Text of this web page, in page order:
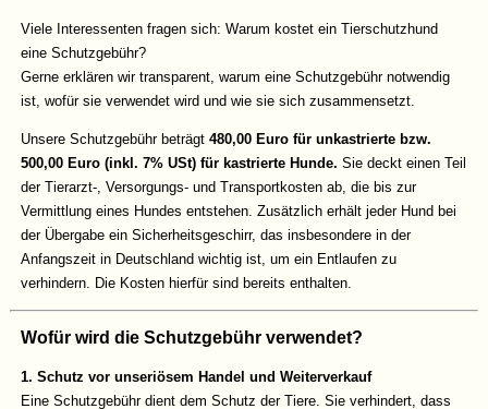
Viele Interessenten fragen sich: Warum kostet ein Tierschutzhund
eine Schutzgebühr?
Gerne erklären wir transparent, warum eine Schutzgebühr notwendig
ist, wofür sie verwendet wird und wie sie sich zusammensetzt.
Unsere Schutzgebühr beträgt480,00 Euro für unkastrierte bzw.
500,00 Euro (inkl. 7% USt) für kastrierte Hunde. Sie deckt einen Teil
der Tierarzt-, Versorgungs- und Transportkosten ab, die bis zur
Vermittlung eines Hundes entstehen. Zusätzlich erhält jeder Hund bei
der Übergabe ein Sicherheitsgeschirr, das insbesondere in der
Anfangszeit in Deutschland wichtig ist, um ein Entlaufen zu
verhindern. Die Kosten hierfür sind bereits enthalten.
Wofür wird die Schutzgebühr verwendet?
1. Schutz vor unseriösem Handel und Weiterverkauf
Eine Schutzgebühr dient dem Schutz der Tiere. Sie verhindert, dass